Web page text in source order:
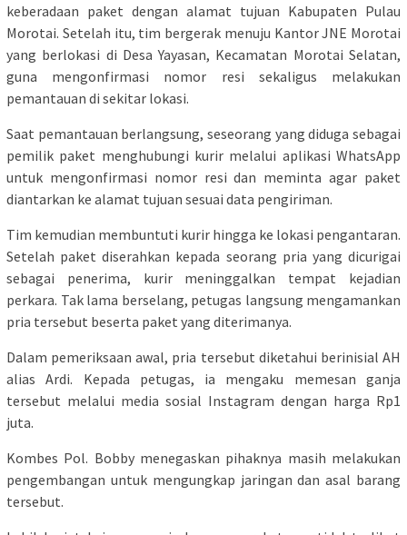
keberadaan paket dengan alamat tujuan Kabupaten Pulau
Morotai. Setelah itu, tim bergerak menuju Kantor JNE Morotai
yang berlokasi di Desa Yayasan, Kecamatan Morotai Selatan,
guna mengonfirmasi nomor resi sekaligus melakukan
pemantauan di sekitar lokasi.
Saat pemantauan berlangsung, seseorang yang diduga sebagai
pemilik paket menghubungi kurir melalui aplikasi WhatsApp
untuk mengonfirmasi nomor resi dan meminta agar paket
diantarkan ke alamat tujuan sesuai data pengiriman.
Tim kemudian membuntuti kurir hingga ke lokasi pengantaran.
Setelah paket diserahkan kepada seorang pria yang dicurigai
sebagai penerima, kurir meninggalkan tempat kejadian
perkara. Tak lama berselang, petugas langsung mengamankan
pria tersebut beserta paket yang diterimanya.
Dalam pemeriksaan awal, pria tersebut diketahui berinisial AH
alias Ardi. Kepada petugas, ia mengaku memesan ganja
tersebut melalui media sosial Instagram dengan harga Rp1
juta.
Kombes Pol. Bobby menegaskan pihaknya masih melakukan
pengembangan untuk mengungkap jaringan dan asal barang
tersebut.